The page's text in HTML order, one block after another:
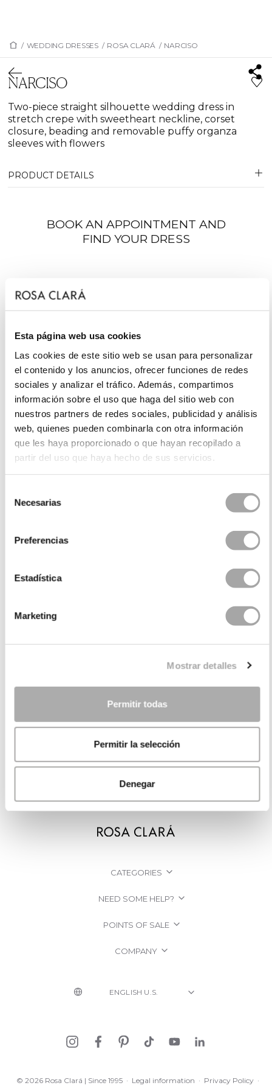
Esta página web usa cookies
Las cookies de este sitio web se usan para personalizar
el contenido y los anuncios, ofrecer funciones de redes
sociales y analizar el tráfico. Además, compartimos
información sobre el uso que haga del sitio web con
nuestros partners de redes sociales, publicidad y análisis
web, quienes pueden combinarla con otra información
que les haya proporcionado o que hayan recopilado a
partir del uso que haya hecho de sus servicios.
Necesarias
Preferencias
Estadística
Marketing
Mostrar detalles
Permitir todas
Permitir la selección
Denegar
/ WEDDING DRESSES / ROSA CLARÁ / NARCISO
NARCISO
Two-piece straight silhouette wedding dress in
stretch crepe with sweetheart neckline, corset
closure, beading and removable puffy organza
sleeves with flowers
PRODUCT DETAILS
BOOK AN APPOINTMENT AND
FIND YOUR DRESS
CATEGORIES
NEED SOME HELP?
POINTS OF SALE
COMPANY
© 2026 Rosa Clará | Since 1995 · Legal information · Privacy Policy ·